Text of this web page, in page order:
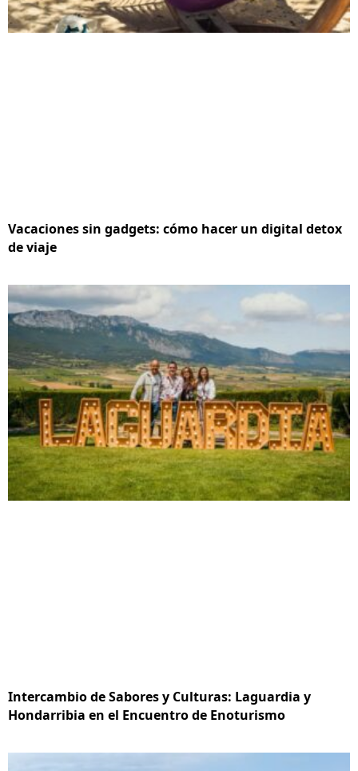
Vacaciones sin gadgets: cómo hacer un digital detox
de viaje
Intercambio de Sabores y Culturas: Laguardia y
Hondarribia en el Encuentro de Enoturismo